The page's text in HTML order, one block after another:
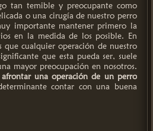
tan temible y preocupante como
o una cirugía de nuestro perro
importante mantener primero la
en la medida de los posible. En
que cualquier operación de nuestro
que esta pueda ser, suele
mayor preocupación en nosotros.
una operación de un perro
contar con una buena